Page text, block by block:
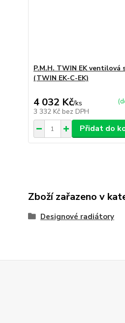
P.M.H. TWIN EK ventilová
(TWIN EK-C-EK)
4 032 Kč/ks
3 332 Kč bez DPH
Přidat do
Zboží zařazeno v
Designové radiátory